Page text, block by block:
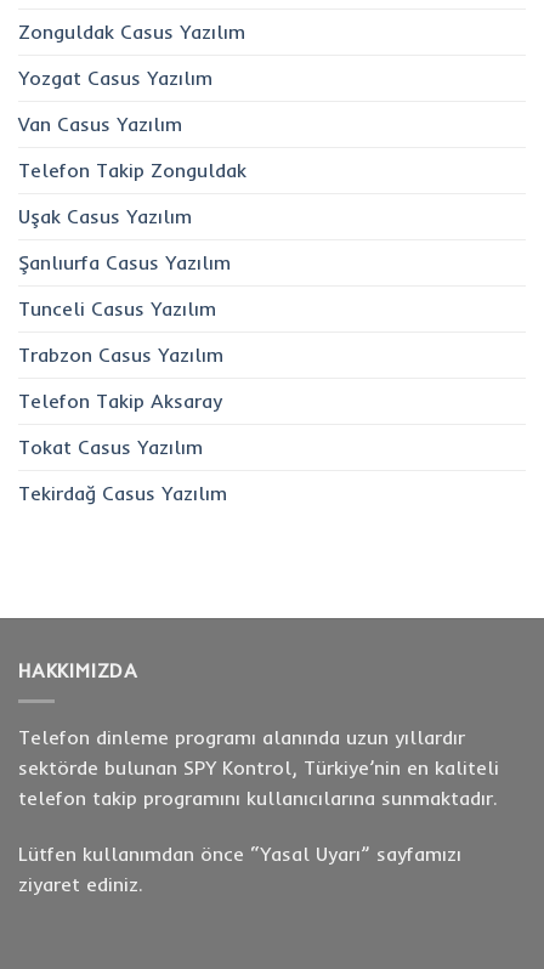
Zonguldak Casus Yazılım
Yozgat Casus Yazılım
Van Casus Yazılım
Telefon Takip Zonguldak
Uşak Casus Yazılım
Şanlıurfa Casus Yazılım
Tunceli Casus Yazılım
Trabzon Casus Yazılım
Telefon Takip Aksaray
Tokat Casus Yazılım
Tekirdağ Casus Yazılım
HAKKIMIZDA
Telefon dinleme programı alanında uzun yıllardır
sektörde bulunan SPY Kontrol, Türkiye’nin en kaliteli
telefon takip programını kullanıcılarına sunmaktadır.
Lütfen kullanımdan önce “Yasal Uyarı” sayfamızı
ziyaret ediniz.